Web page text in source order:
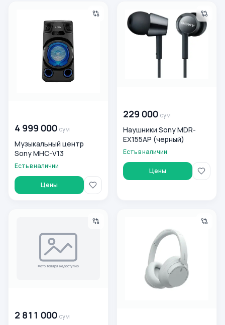
4 999 000 сум
Музыкальный центр
Sony MHC-V13
Есть в наличии
Цены
229 000 сум
Наушники Sony MDR-
EX155AP (черный)
Есть в наличии
Цены
2 811 000 сум